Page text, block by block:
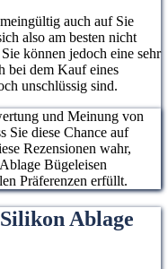
auch auf Sie
also am besten nicht
können jedoch eine sehr
bei dem Kauf eines
unschlüssig sind.
und Meinung von
Sie diese Chance auf
Rezensionen wahr,
Bügeleisen
Präferenzen erfüllt.
Ablage